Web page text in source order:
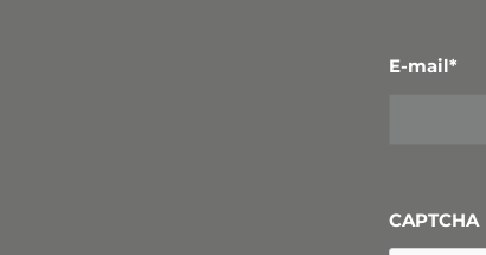
E-mail*
CAPTCHA